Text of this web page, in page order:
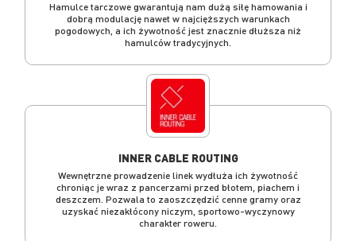
Hamulce tarczowe gwarantują nam dużą siłę hamowania i
dobrą modulację nawet w najcięższych warunkach
pogodowych, a ich żywotność jest znacznie dłuższa niż
hamulców tradycyjnych.
INNER CABLE ROUTING
Wewnętrzne prowadzenie linek wydłuża ich żywotność
chroniąc je wraz z pancerzami przed błotem, piachem i
deszczem. Pozwala to zaoszczędzić cenne gramy oraz
uzyskać niezakłócony niczym, sportowo-wyczynowy
charakter roweru.